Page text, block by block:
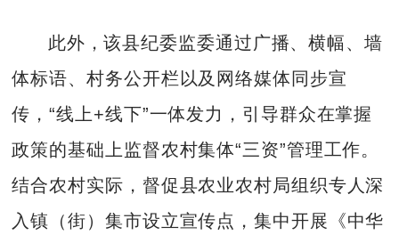
此外，该县纪委监委通过广播、横幅、墙
体标语、村务公开栏以及网络媒体同步宣
传，“线上+线下”一体发力，引导群众在掌握
政策的基础上监督农村集体“三资”管理工作。
结合农村实际，督促县农业农村局组织专人深
入镇（街）集市设立宣传点，集中开展《中华